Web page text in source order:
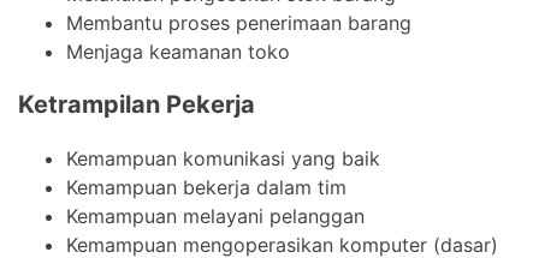
Membantu proses penerimaan barang
Menjaga keamanan toko
Ketrampilan Pekerja
Kemampuan komunikasi yang baik
Kemampuan bekerja dalam tim
Kemampuan melayani pelanggan
Kemampuan mengoperasikan komputer (dasar)